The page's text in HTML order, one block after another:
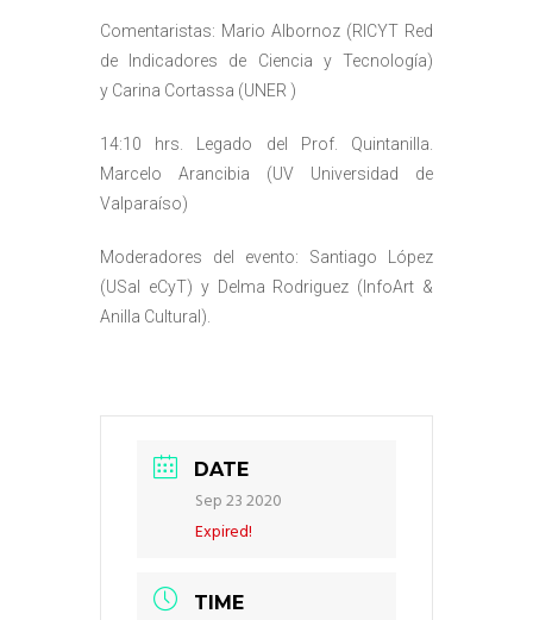
Comentaristas: Mario Albornoz (RICYT Red
de Indicadores de Ciencia y Tecnología)
y Carina Cortassa (UNER )
14:10 hrs. Legado del Prof. Quintanilla.
Marcelo Arancibia (UV Universidad de
Valparaíso)
Moderadores del evento: Santiago López
(USal eCyT) y Delma Rodriguez (InfoArt &
Anilla Cultural).
DATE
Sep 23 2020
Expired!
TIME